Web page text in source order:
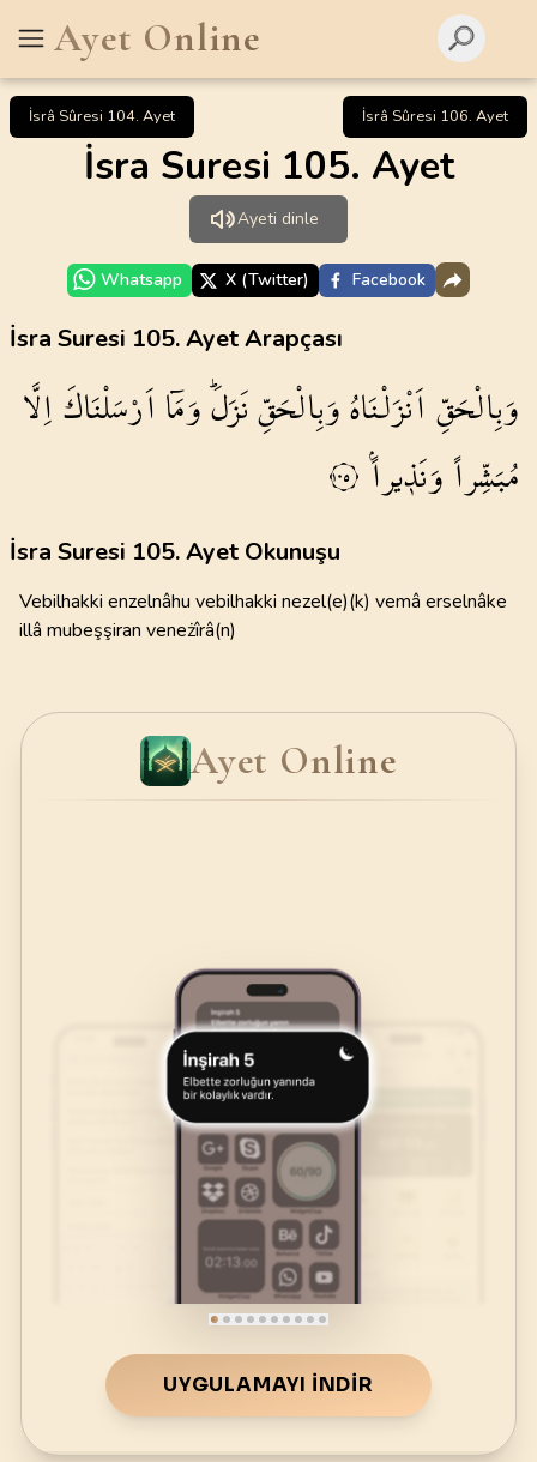
Ayet Online
İsrâ Sûresi 104. Ayet İsrâ Sûresi 106. Ayet
İsra Suresi 105. Ayet
Ayeti dinle
Whatsapp X (Twitter) Facebook
İsra Suresi 105. Ayet Arapçası
وَبِالْحَقِّاَنْزَلْنَاهُوَبِالْحَقِّنَزَلَۜوَمَٓااَرْسَلْنَاكَاِلَّا
مُبَشِّراًوَنَذ۪يراًۢ ١٠٥
İsra Suresi 105. Ayet Okunuşu
Vebilhakki enzelnâhu vebilhakki nezel(e)(k) vemâ erselnâke
illâ mubeşşiran veneżîrâ(n)
Ayet Online
UYGULAMAYI İNDIR